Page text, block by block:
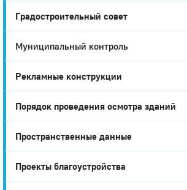
Градостроительный совет
Муниципальный контроль
Рекламные конструкции
Порядок проведения осмотра зданий
Пространственные данные
Проекты благоустройства